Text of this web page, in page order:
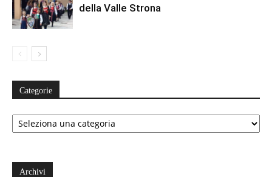
della Valle Strona
Categorie
Categorie
Archivi